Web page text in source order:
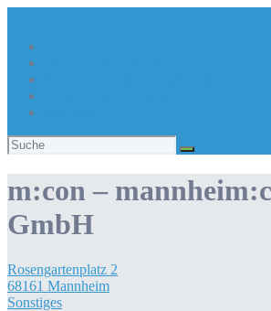
Suchen
nach:
m:con –
GmbH
Rosengartenplatz 2
68161 Mannheim
Sonstiges